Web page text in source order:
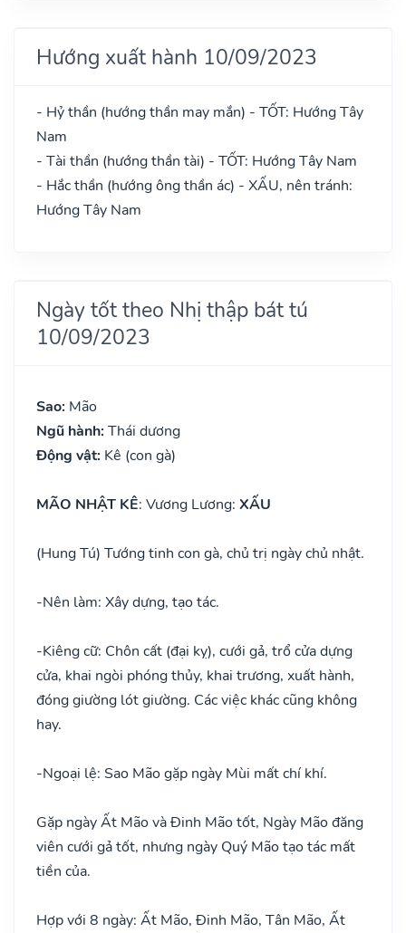
Hướng xuất hành 10/09/2023
- Hỷ thần (hướng thần may mắn) - TỐT: Hướng Tây
Nam
- Tài thần (hướng thần tài) - TỐT: Hướng Tây Nam
- Hắc thần (hướng ông thần ác) - XẤU, nên tránh:
Hướng Tây Nam
Ngày tốt theo Nhị thập bát tú
10/09/2023
Sao: Mão
Ngũ hành: Thái dương
Động vật: Kê (con gà)
MÃO NHẬT KÊ: Vương Lương: XẤU
(Hung Tú) Tướng tinh con gà, chủ trị ngày chủ nhật.
-Nên làm: Xây dựng, tạo tác.
-Kiêng cữ: Chôn cất (đại kỵ), cưới gả, trổ cửa dựng
cửa, khai ngòi phóng thủy, khai trương, xuất hành,
đóng giường lót giường. Các việc khác cũng không
hay.
-Ngoại lệ: Sao Mão gặp ngày Mùi mất chí khí.
Gặp ngày Ất Mão và Đinh Mão tốt, Ngày Mão đăng
viên cưới gả tốt, nhưng ngày Quý Mão tạo tác mất
tiền của.
Hợp với 8 ngày: Ất Mão, Đinh Mão, Tân Mão, Ất